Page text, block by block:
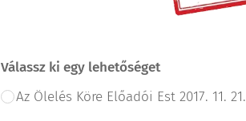
Válassz ki egy lehetőséget
Az Ölelés Köre Előadói Est 2017. 11. 21.